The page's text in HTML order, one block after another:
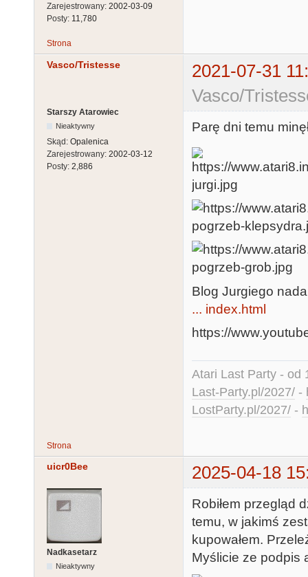
Zarejestrowany: 2002-03-09
Posty: 11,780
Strona
Vasco/Tristesse
2021-07-31
Vasco/
Starszy Atarowiec
Nieaktywny
Skąd: Opalenica
Zarejestrowany: 2002-03-12
Posty: 2,886
Parę dni temu
Blog Jurgiego
... index.html
https://
Atari Last Party - od
Last-Party.pl/2027/ -
LostParty.pl/2027/ -
Strona
uicr0Bee 2025-04-18
Nadkasetarz
Nieaktywny
Robiłem przegląd
temu, w jakimś
kupowałem.
Myślicie ze podpis